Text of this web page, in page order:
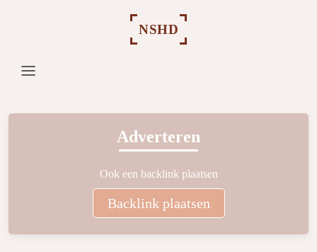
NSHD
Adverteren
Ook een backlink plaatsen
Backlink plaatsen